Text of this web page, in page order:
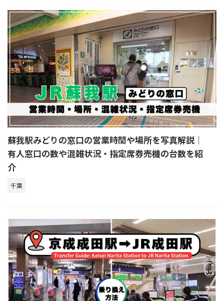
蘇我駅みどりの窓口の営業時間や場所を写真解説｜
有人窓口の数や混雑状況・指定席券売機の台数を紹
介
千葉